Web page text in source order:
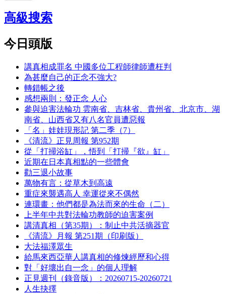
高級搜索
今日頭版
講真相成罪名 中國多位工程師律師遭枉判
為甚麼自己的正念不強大?
轉錯帳之後
感想兩則：發正念 人心
參與迫害法輪功 雲南省、吉林省、貴州省、北京市、湖
南省、山西省又有八名官員遭惡報
「名」娃娃現形記 第二季（7）
《清流》正見周報 第952期
從「打掃浴缸」，悟到「打掃『欲』缸」
近期在日本真相點的一些體會
勸三退小故事
萬物有言：從草木到高遠
重症來襲遇高人 幸運從來不偶然
連環畫：他們都是為法而來的生命（二）
上半年中共對法輪功教師的迫害案例
講清真相（第35期）：制止中共活摘器官
《清流》月報 第251期（印刷版）
大法福澤眾生
給馬來西亞華人講真相的修煉經歷和心得
對「好壞出自一念」的個人理解
正見週刊（錄音版）：20260715-20260721
人生抉擇